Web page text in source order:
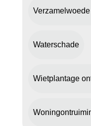
Waterschade
Wietplantage